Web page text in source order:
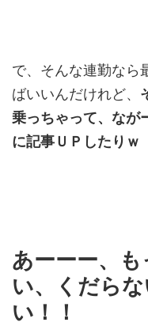
で、そんな連勤なら
ばいいんだけれど、
乗っちゃって、なが
に記事ＵＰしたりｗ
あーーー、
い、くだら
い！！